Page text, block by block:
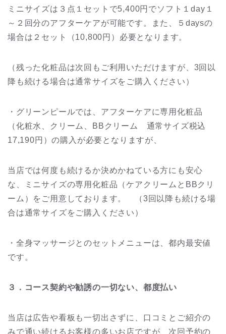
ミニサイズは３点１セットで5,400円でソフト１day１
～２回分のアフターケアが可能です。また、５daysの
場合は２セット（10,800円）必要となります。
（残った化粧品は次回もご利用いただけますが、3回以
降も続ける場合は通常サイズをご購入ください）
・グリーンピールでは、アフターケアに専用化粧品
（化粧水、クリーム、BBクリーム 通常サイズ税込
17,190円）の購入が必要となりますが、
当店では何度も続けるか決めかねている方にも安心
な、ミニサイズの専用化粧品（ケアクリームとBBクリ
ーム）をご用意しております。 （3回以降も続ける場
合は通常サイズをご購入ください）
・全身マッサージとのセットメニューは、都内最安値
です。
３．コース契約や勧誘の一切ない、都度払い
当店は広告や看板も一切出さずに、口コミとご紹介の
みで通い続けるお客様の多いお店ですが、次回予約の